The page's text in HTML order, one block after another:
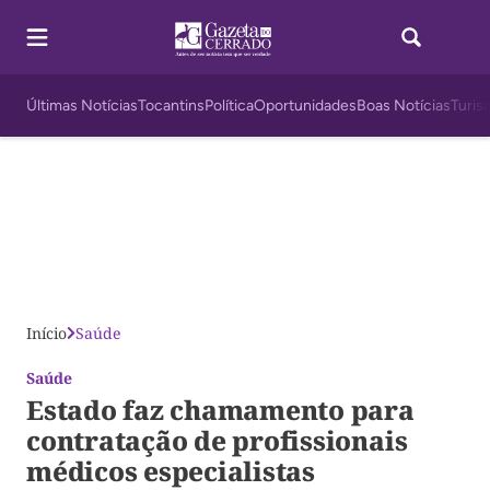
Últimas NotíciasTocantinsPolíticaOportunidadesBoas Notícias
Início Saúde
Saúde
Estado faz chamamento para
contratação de profissionais
médicos especialistas